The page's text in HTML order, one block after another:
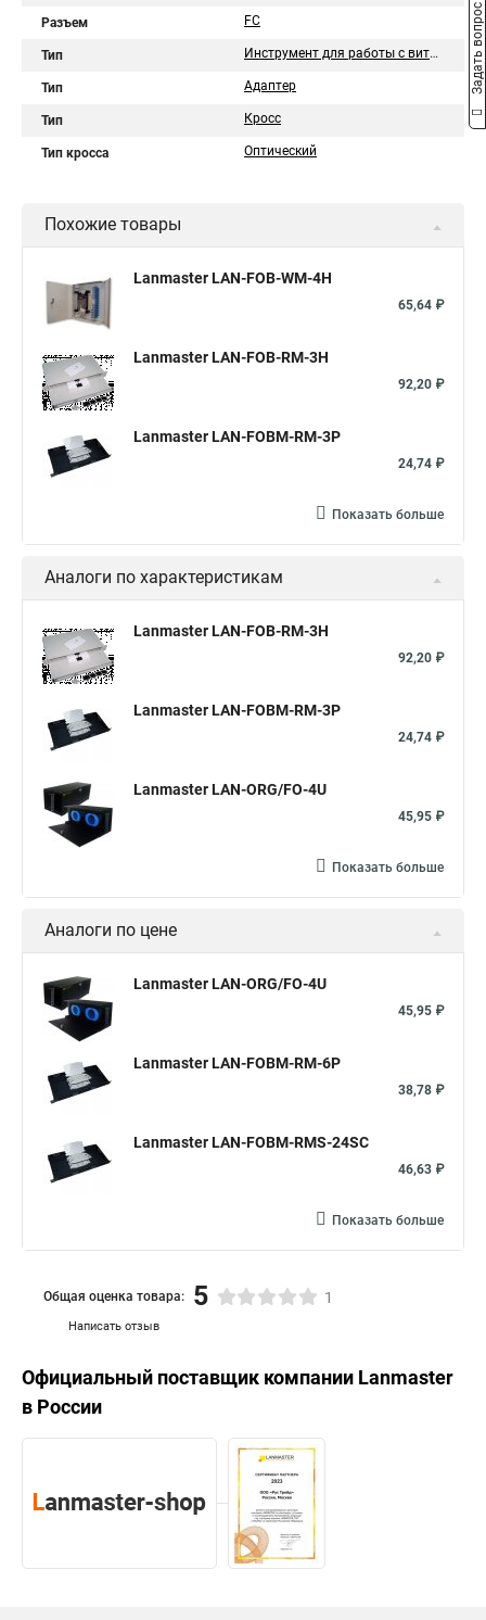
Разъем FC
Тип Инструмент для работы с витой парой
Тип Адаптер
Тип Кросс
Тип кросса Оптический
Похожие товары
Lanmaster LAN-FOB-WM-4H
65,64 ₽
Lanmaster LAN-FOB-RM-3H
92,20 ₽
Lanmaster LAN-FOBM-RM-3P
24,74 ₽
Показать больше
Аналоги по характеристикам
Lanmaster LAN-FOB-RM-3H
92,20 ₽
Lanmaster LAN-FOBM-RM-3P
24,74 ₽
Lanmaster LAN-ORG/FO-4U
45,95 ₽
Показать больше
Аналоги по цене
Lanmaster LAN-ORG/FO-4U
45,95 ₽
Lanmaster LAN-FOBM-RM-6P
38,78 ₽
Lanmaster LAN-FOBM-RMS-24SC
46,63 ₽
Показать больше
Написать отзыв
Общая оценка товара: 5 1
Официальный поставщик компании Lanmaster
в России
Задать вопрос